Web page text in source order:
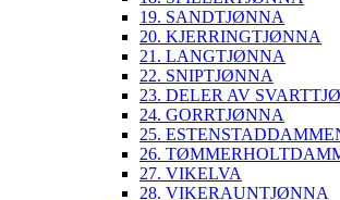
19. SANDTJØNNA
20. KJERRINGTJØNNA
21. LANGTJØNNA
22. SNIPTJØNNA
23. DELER AV
24. GORRTJØNNA
25.
26.
27. VIKELVA
28. VIKERAUNTJØNNA